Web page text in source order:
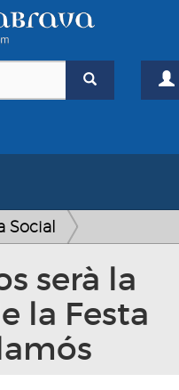
Social
serà la
la Festa